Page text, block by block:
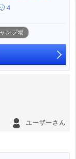
4
ンプ場
ユーザーさん